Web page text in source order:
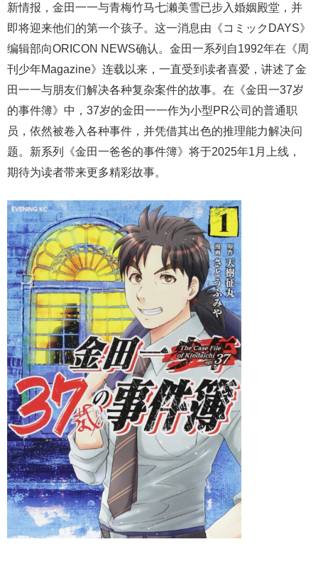
新情报，金田一一与青梅竹马七濑美雪已步入婚姻殿堂，并
即将迎来他们的第一个孩子。这一消息由《コミックDAYS》
编辑部向ORICON NEWS确认。金田一系列自1992年在《周
刊少年Magazine》连载以来，一直受到读者喜爱，讲述了金
田一一与朋友们解决各种复杂案件的故事。在《金田一37岁
的事件簿》中，37岁的金田一一作为小型PR公司的普通职
员，依然被卷入各种事件，并凭借其出色的推理能力解决问
题。新系列《金田一爸爸的事件簿》将于2025年1月上线，
期待为读者带来更多精彩故事。